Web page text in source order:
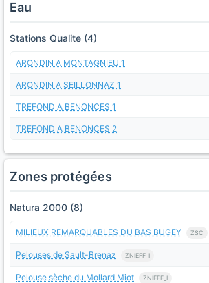
Eau
Stations Qualite (4)
ARONDIN A MONTAGNIEU 1
ARONDIN A SEILLONNAZ 1
TREFOND A BENONCES 1
TREFOND A BENONCES 2
Zones protégées
Natura 2000 (8)
MILIEUX REMARQUABLES DU BAS BUGEY ZSC
Pelouses de Sault-Brenaz ZNIEFF_I
Pelouse sèche du Mollard Miot ZNIEFF_I